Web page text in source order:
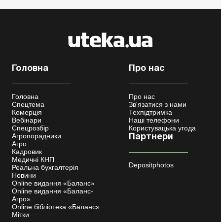
Головна
Головна
Спецтема
Комерція
Вебінари
Спецрозбір
Агропорадники
Агро
Кадровик
Медичні КНП
Реальна бухгалтерія
Новини
Online видання «Баланс»
Online видання «Баланс-
Агро»
Online бібліотека «Баланс»
Мітки
Про нас
Про нас
Зв'язатися з нами
Техпідтримка
Наші телефони
Користувацька угода
Партнери
Depositphotos